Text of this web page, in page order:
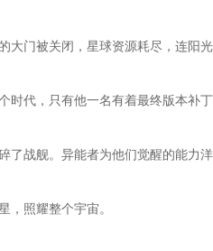
门被关闭，星球资源耗尽，连阳光
代，只有他一名有着最终版本补丁
战舰。异能者为他们觉醒的能力
照耀整个宇宙。